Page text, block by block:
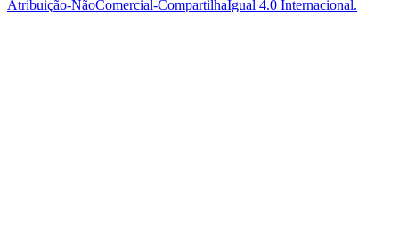
Atribuição-NãoComercial-CompartilhaIgual 4.0 Internacional.